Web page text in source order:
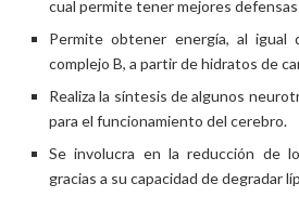
cual permite tener mejores
Permite obtener energía, al igual
complejo B, a partir de hidratos de
Realiza la síntesis de algunos
para el funcionamiento del cerebro.
Se involucra en la reducción de
gracias a su capacidad de degradar